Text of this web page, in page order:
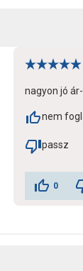
nagyon jó
nem
passz
0